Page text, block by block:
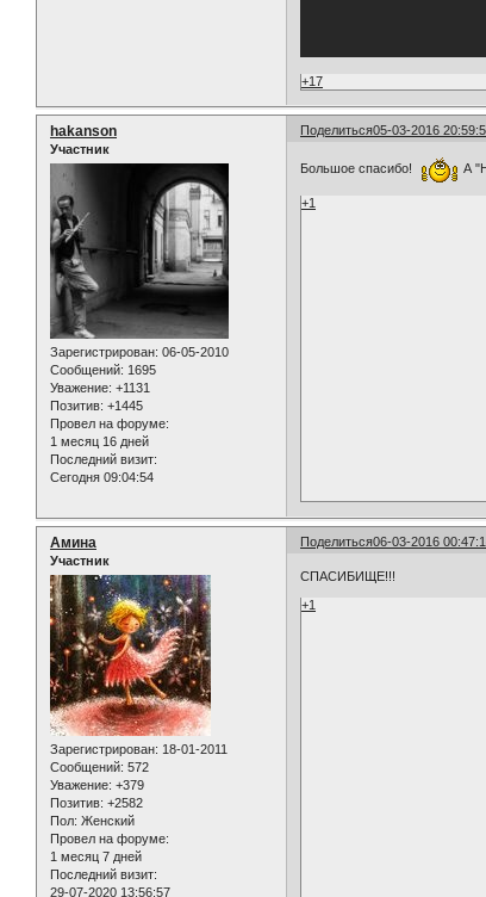
+17
Поделиться05-03-2016
hakanson
Участник
Зарегистрирован: 06-05-2010
Сообщений: 1695
Уважение: +1131
Позитив: +1445
Провел на форуме:
1 месяц 16 дней
Последний визит:
Сегодня 09:04:54
Большое спасибо! А
+1
Поделиться06-03-2016
Амина
Участник
Зарегистрирован: 18-01-2011
Сообщений: 572
Уважение: +379
Позитив: +2582
Пол: Женский
Провел на форуме:
1 месяц 7 дней
Последний визит:
29-07-2020 13:56:57
СПАСИБИЩЕ!!!
+1